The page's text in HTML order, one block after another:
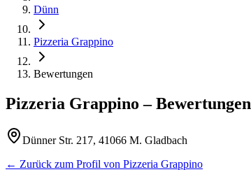
Dünn
Pizzeria Grappino
Bewertungen
Pizzeria Grappino – Bewertungen
Dünner Str. 217, 41066 M. Gladbach
← Zurück zum Profil von Pizzeria Grappino